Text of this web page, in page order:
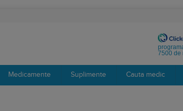
7500 de
Medicamente Suplimente Cauta medic